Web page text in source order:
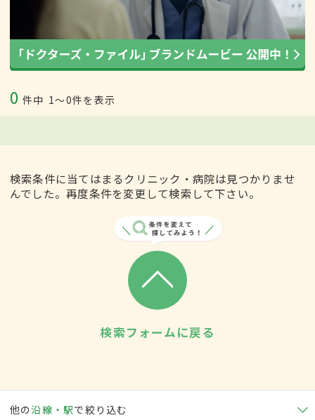
0 件中 1〜0件を表示
検索条件に当てはまるクリニック・病院は見つかりませ
んでした。再度条件を変更して検索して下さい。
検索フォームに戻る
他の沿線・駅で絞り込む